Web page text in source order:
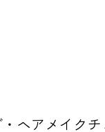
ヘアメイク